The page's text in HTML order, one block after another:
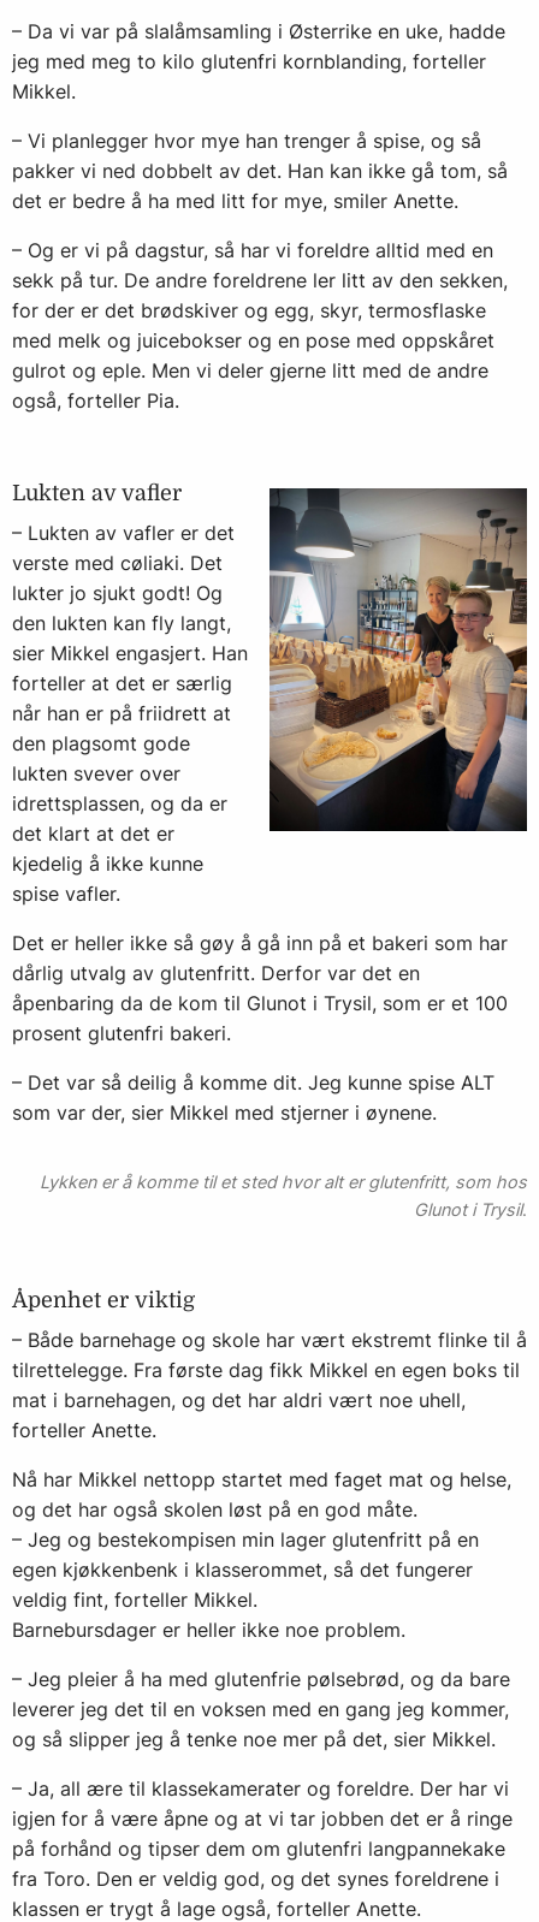
– Da vi var på slalåmsamling i Østerrike en uke, hadde
jeg med meg to kilo glutenfri kornblanding, forteller
Mikkel.
– Vi planlegger hvor mye han trenger å spise, og så
pakker vi ned dobbelt av det. Han kan ikke gå tom, så
det er bedre å ha med litt for mye, smiler Anette.
– Og er vi på dagstur, så har vi foreldre alltid med en
sekk på tur. De andre foreldrene ler litt av den sekken,
for der er det brødskiver og egg, skyr, termosflaske
med melk og juicebokser og en pose med oppskåret
gulrot og eple. Men vi deler gjerne litt med de andre
også, forteller Pia.
Lukten av vafler
– Lukten av vafler er det
verste med cøliaki. Det
lukter jo sjukt godt! Og
den lukten kan fly langt,
sier Mikkel engasjert. Han
forteller at det er særlig
når han er på friidrett at
den plagsomt gode
lukten svever over
idrettsplassen, og da er
det klart at det er
kjedelig å ikke kunne
spise vafler.
Det er heller ikke så gøy å gå inn på et bakeri som har
dårlig utvalg av glutenfritt. Derfor var det en
åpenbaring da de kom til Glunot i Trysil, som er et 100
prosent glutenfri bakeri.
– Det var så deilig å komme dit. Jeg kunne spise ALT
som var der, sier Mikkel med stjerner i øynene.
Lykken er å komme til et sted hvor alt er glutenfritt, som hos
Glunot i Trysil.
Åpenhet er viktig
– Både barnehage og skole har vært ekstremt flinke til å
tilrettelegge. Fra første dag fikk Mikkel en egen boks til
mat i barnehagen, og det har aldri vært noe uhell,
forteller Anette.
Nå har Mikkel nettopp startet med faget mat og helse,
og det har også skolen løst på en god måte.
– Jeg og bestekompisen min lager glutenfritt på en
egen kjøkkenbenk i klasserommet, så det fungerer
veldig fint, forteller Mikkel.
Barnebursdager er heller ikke noe problem.
– Jeg pleier å ha med glutenfrie pølsebrød, og da bare
leverer jeg det til en voksen med en gang jeg kommer,
og så slipper jeg å tenke noe mer på det, sier Mikkel.
– Ja, all ære til klassekamerater og foreldre. Der har vi
igjen for å være åpne og at vi tar jobben det er å ringe
på forhånd og tipser dem om glutenfri langpannekake
fra Toro. Den er veldig god, og det synes foreldrene i
klassen er trygt å lage også, forteller Anette.